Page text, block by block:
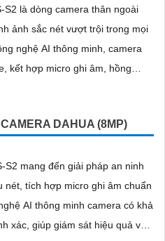
S2 là dòng camera thân ngoài
ảnh sắc nét vượt trội trong mọi
kết hợp micro ghi âm, hồng
DAHUA (8MP)
S2 mang đến giải pháp an ninh
nét, tích hợp micro ghi âm chuẩn
xác, giúp giám sát hiệu quả và